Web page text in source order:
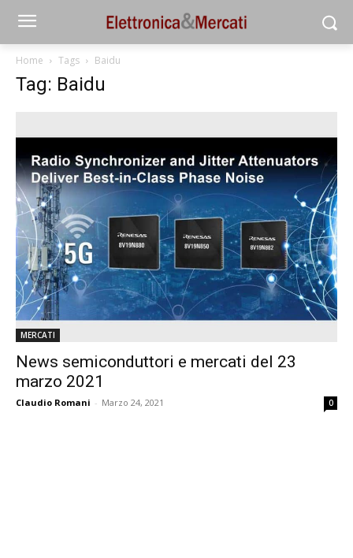
Home Tags Baidu
Tag: Baidu
MERCATI
News semiconduttori e mercati del 23
marzo 2021
Claudio Romani - Marzo 24, 2021 0